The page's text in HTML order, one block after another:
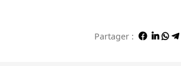
Partager :